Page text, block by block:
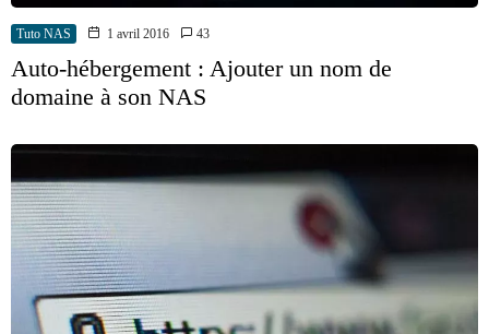
Tuto NAS 1 avril 2016 43
Auto-hébergement : Ajouter un nom de
domaine à son NAS